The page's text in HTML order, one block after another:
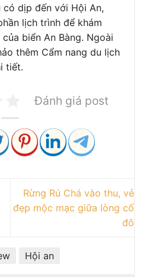
có dịp đến với Hội An,
lịch trình để khám
biển An Bàng. Ngoài
thêm Cẩm nang du lịch
tiết.
Đánh giá post
Rừng Rú Chá vào thu, vẻ
đẹp mộc mạc giữa lòng cố
đô
Hội an